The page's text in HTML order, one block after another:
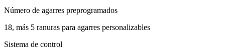
Número de agarres preprogramados
18, más 5 ranuras para agarres personalizables
Sistema de control